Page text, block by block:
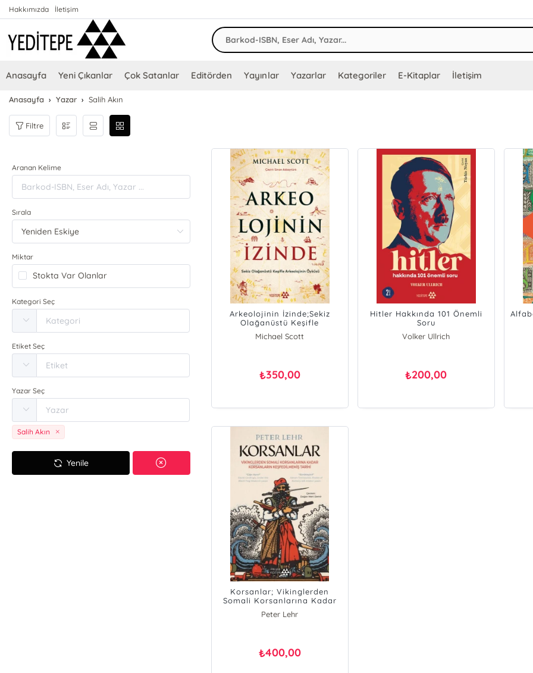
Hakkımızda İletişim
Anasayfa Yeni Çıkanlar Çok Satanlar Editörden Yayınlar Yazarlar Kategoriler E-Kitaplar İletişim
Anasayfa Yazar Salih Akın
Filtre
Aranan Kelime
Sırala
Miktar
Stokta Var Olanlar
Kategori Seç
Etiket Seç
Yazar Seç
Salih Akın
Yenile
Arkeolojinin İzinde;Sekiz
Olağanüstü Keşifle
Arkeolojinin Öyküsü
Michael Scott
₺350,00
Hitler Hakkında 101 Önemli
Soru
Volker Ullrich
₺200,00
Korsanlar; Vikinglerden
Somali Korsanlarına Kadar
Korsanların Keşfedilmemiş
Tarihi
Peter Lehr
₺400,00